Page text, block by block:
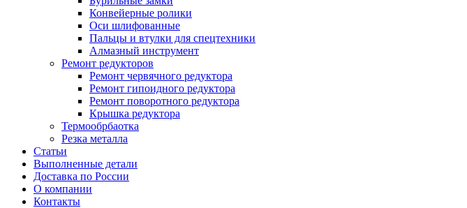
Конвейерные ролики
Оси шлифованные
Пальцы и втулки для спецтехники
Алмазный инструмент
Ремонт редукторов
Ремонт червячного редуктора
Ремонт гипоидного редуктора
Ремонт поворотного редуктора
Крышка редуктора
Термообрбаотка
Резка металла
Статьи
Выполненные детали
Доставка по России
О компании
Контакты